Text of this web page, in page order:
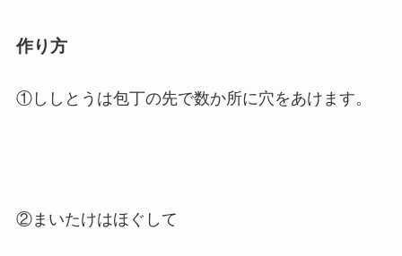
作り方
①ししとうは包丁の先で数か所に穴をあけます。
②まいたけはほぐして